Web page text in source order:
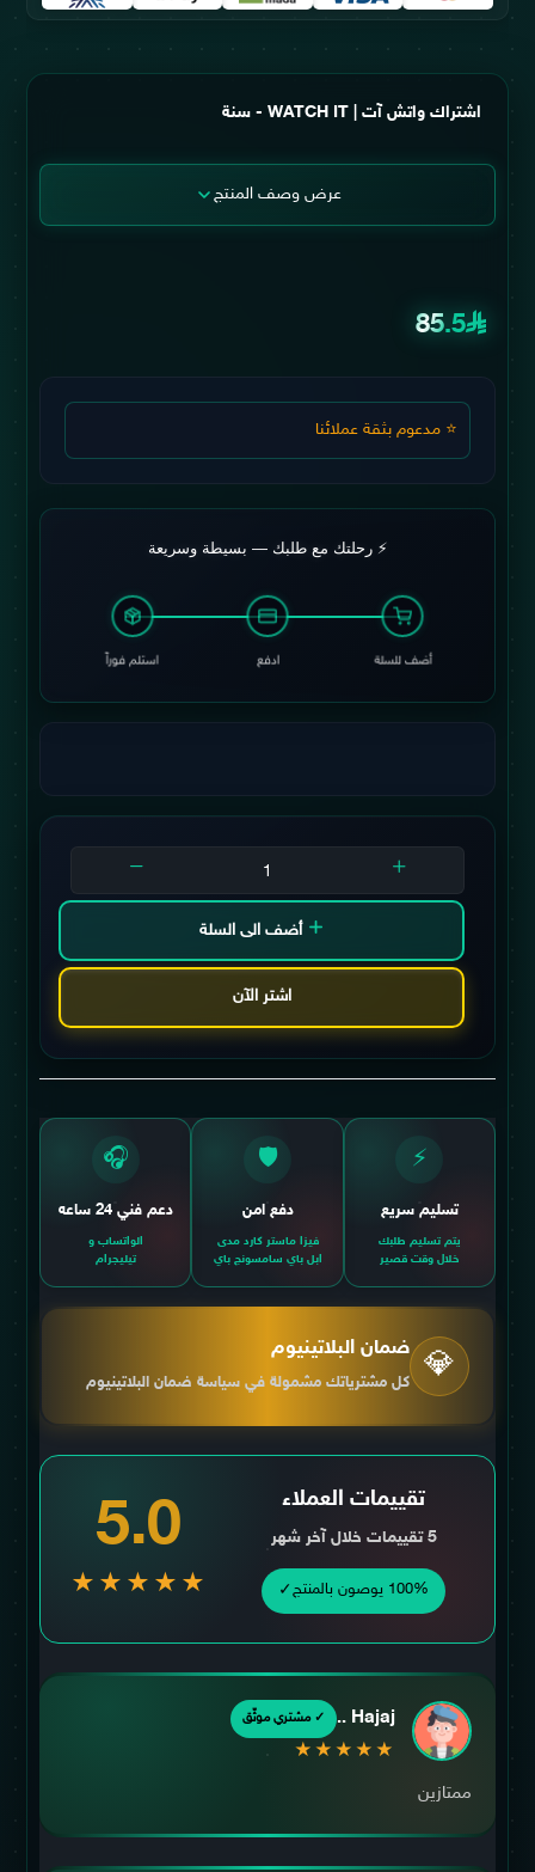
اشتراك واتش آت | WATCH IT - سنة
عرض وصف المنتج
85.5
⭐ مدعوم بثقة عملائنا
⚡ رحلتك مع طلبك — بسيطة وسريعة
أضف للسلة
أضف الى السلة
اشتر الآن
⚡
تسليم سريع
يتم تسليم طلبك
خلال وقت قصير
🛡️
دفع امن
فيزا ماستر كارد مدى
ابل باي سامسونج باي
🎧
دعم فني 24 ساعه
الواتساب و
تيليجرام
💎 ضمان البلاتينيوم
كل مشترياتك مشمولة في سياسة ضمان البلاتينيوم
تقييمات العملاء
5 تقييمات خلال آخر شهر
100% يوصون بالمنتج ✓
5.0
★★★★★
Hajaj .. ✓ مشتري موثّق
★★★★★
ممتازين